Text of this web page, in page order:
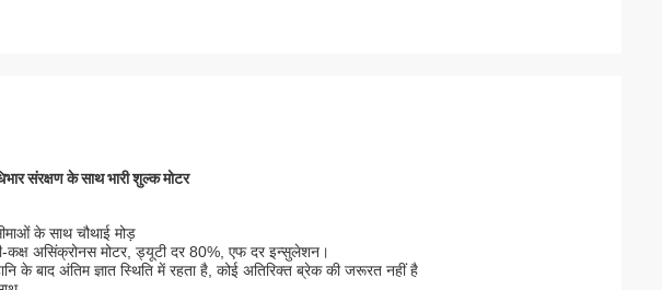
संरक्षण के साथ भारी शुल्क मोटर
के साथ चौथाई मोड़
कक्ष असिंक्रोनस मोटर, ड्यूटी दर 80%, एफ दर इन्सुलेशन।
के बाद अंतिम ज्ञात स्थिति में रहता है, कोई अतिरिक्त ब्रेक की जरूरत नहीं है